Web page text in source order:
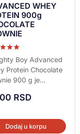
WHEY
900g
saBoy Advanced
Protein Chocolate
900 g je...
RSD
Dodaj u korpu